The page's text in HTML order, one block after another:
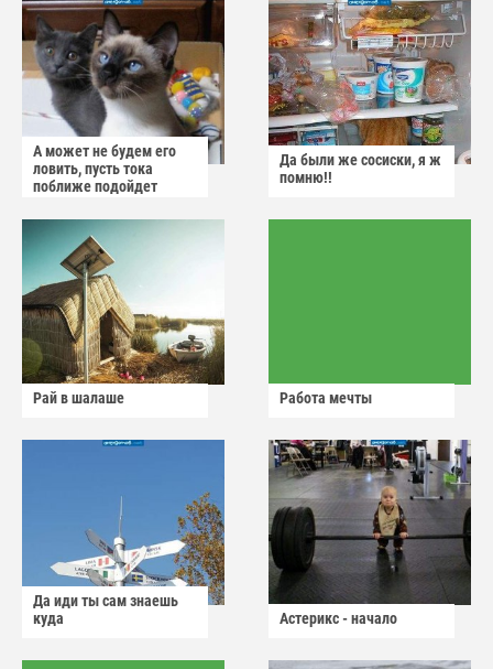
А может не будем его
ловить, пусть тока
поближе подойдет
Да были же сосиски, я ж
помню!!
Рай в шалаше Работа мечты
Да иди ты сам знаешь
куда
Астерикс - начало